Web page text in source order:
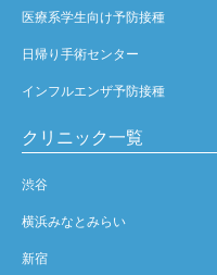
医療系学生向け予防接種
日帰り手術センター
インフルエンザ予防接種
クリニック一覧
渋谷
横浜みなとみらい
新宿